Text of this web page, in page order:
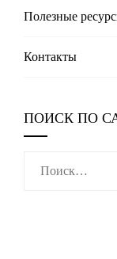
Полезные
Контакты
ПОИСК ПО